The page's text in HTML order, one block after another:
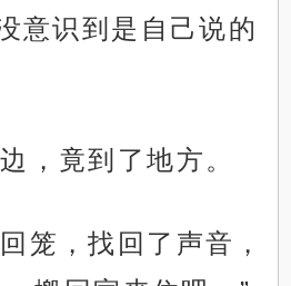
意识到是自己说的
，竟到了地方。
笼，找回了声音，